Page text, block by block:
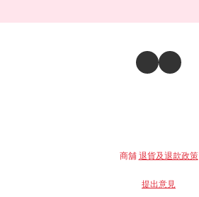
商舖 退貨及退款政策
提出意見